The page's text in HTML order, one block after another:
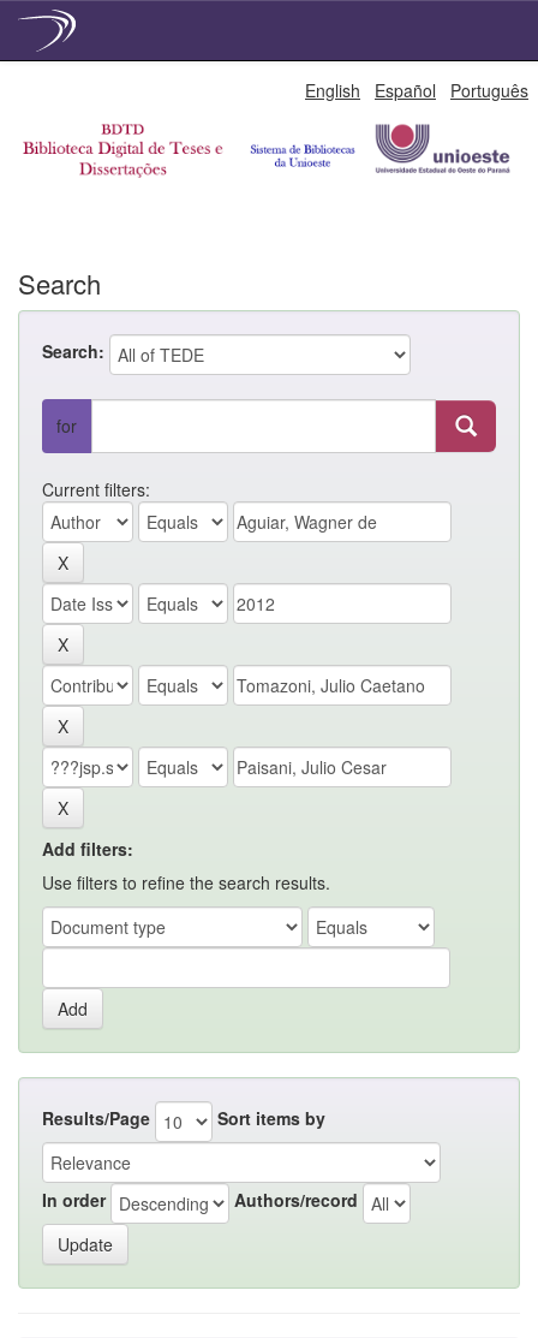
English Español Português
Search
Search:
for
Current filters:
Add filters:
Use filters to refine the search results.
Results/Page Sort items by
In order Authors/record